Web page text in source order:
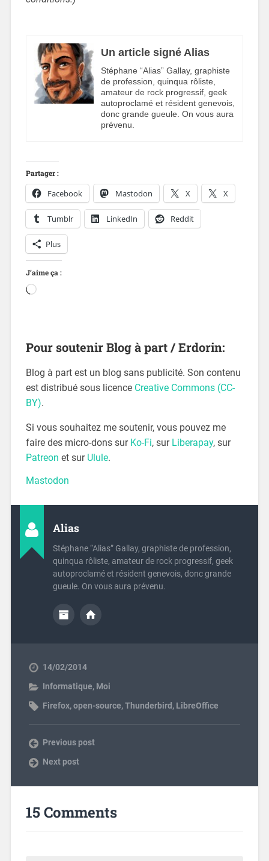
Un article signé Alias
Stéphane “Alias” Gallay, graphiste
de profession, quinqua rôliste,
amateur de rock progressif, geek
autoproclamé et résident genevois,
donc grande gueule. On vous aura
prévenu.
Partager :
Facebook Mastodon X X
Tumblr LinkedIn Reddit
Plus
J’aime ça :
Pour soutenir Blog à part / Erdorin:
Blog à part est un blog sans publicité. Son contenu
est distribué sous licence Creative Commons (CC-
BY).
Si vous souhaitez me soutenir, vous pouvez me
faire des micro-dons sur Ko-Fi, sur Liberapay, sur
Patreon et sur Ulule.
Mastodon
Alias
Stéphane “Alias” Gallay, graphiste de profession,
quinqua rôliste, amateur de rock progressif, geek
autoproclamé et résident genevois, donc grande
gueule. On vous aura prévenu.
14/02/2014
Informatique, Moi
Firefox,open-source,Thunderbird , LibreOffice
Previous post
Next post
15 Comments